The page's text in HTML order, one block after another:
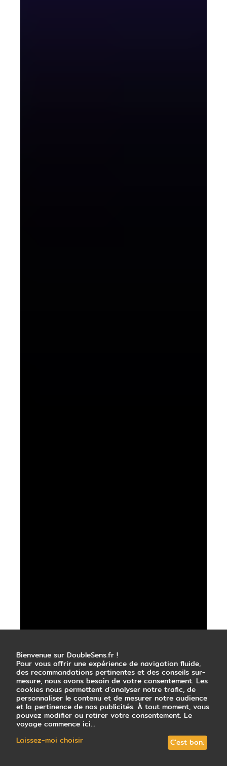
Bienvenue sur DoubleSens.fr !
Pour vous offrir une expérience de navigation fluide,
des recommandations pertinentes et des conseils sur-
mesure, nous avons besoin de votre consentement. Les
cookies nous permettent d'analyser notre trafic, de
personnaliser le contenu et de mesurer notre audience
et la pertinence de nos publicités. À tout moment, vous
pouvez modifier ou retirer votre consentement. Le
voyage commence ici…
Laissez-moi choisir
C'est bon.